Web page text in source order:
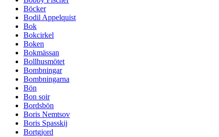
Böcker
Bodil Appelquist
Bok
Bokcirkel
Boken
Bokmässan
Bollhusmötet
Bombningar
Bombningarna
Bön
Bon soir
Bordsbön
Boris Nemtsov
Boris Spasskij
Bortgjord